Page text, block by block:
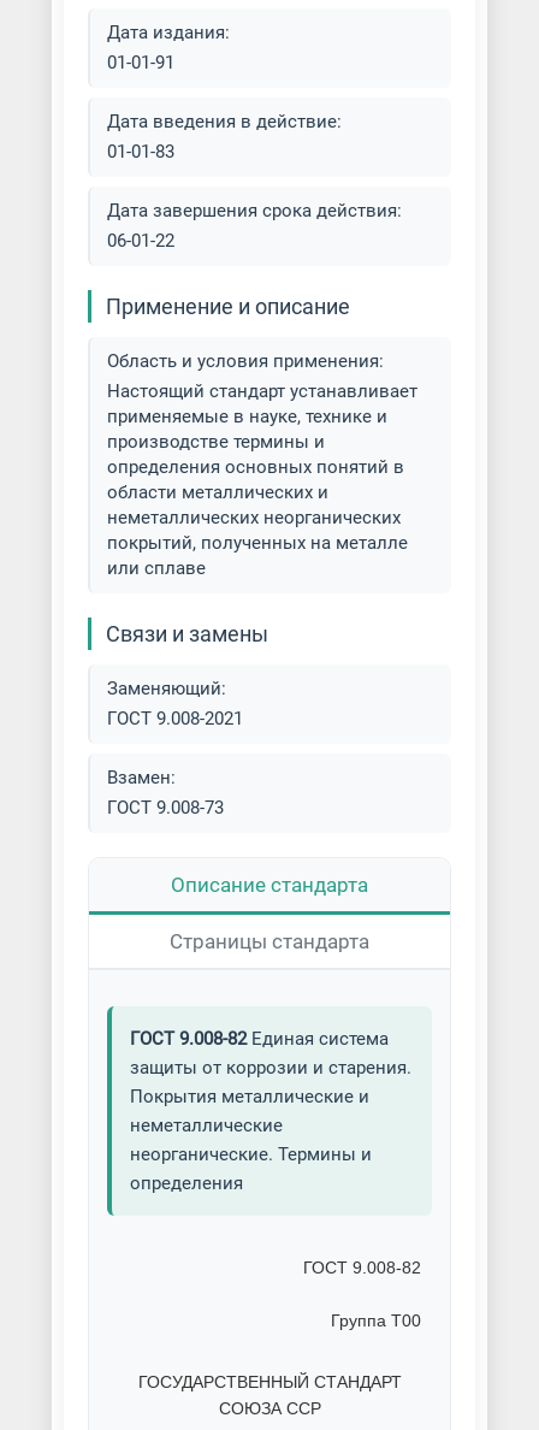
Латунирование металла
Меднение металла
Нанесение алмазоподобных
покрытий
Окраска по ral
Оцинкование деталей
Пассивирование металла
Плакирование металла
Платинирование металла
Покраска акриловыми красками
Покраска безвоздушным
Покраска краскопультом
Покраска кровли
Покраска резиновыми красками
силицирования
цинкования
Оборудование для
цинкования
Оборудование для
хромирования
Оборудование для цементации и
нитроцементации
Оборудование для цинкования
шоопирования цинком
электродуговой металлизации
Дата издания:
01-01-91
Дата введения в действие:
01-01-83
Дата завершения срока действия:
06-01-22
Применение и описание
Область и условия применения:
Настоящий стандарт устанавливает
применяемые в науке, технике и
производстве термины и
определения основных понятий в
области металлических и
неметаллических неорганических
покрытий, полученных на металле
или сплаве
Связи и замены
Заменяющий:
ГОСТ 9.008-2021
Взамен:
ГОСТ 9.008-73
Описание стандарта
Страницы стандарта
ГОСТ 9.008-82Единая система
защиты от коррозии и старения.
Покрытия металлические и
неметаллические
неорганические. Термины и
определения